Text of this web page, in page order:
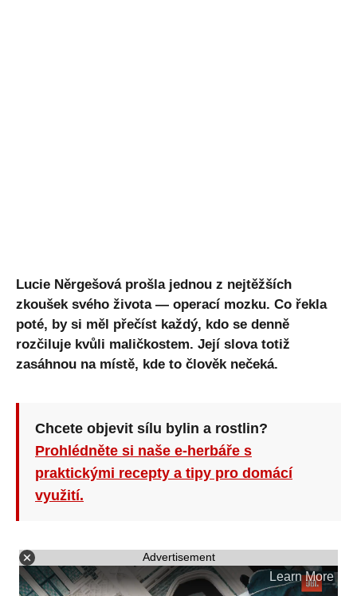
Lucie Něrgešová prošla jednou z nejtěžších
zkoušek svého života — operací mozku. Co řekla
poté, by si měl přečíst každý, kdo se denně
rozčiluje kvůli maličkostem. Její slova totiž
zasáhnou na místě, kde to člověk nečeká.
Chcete objevit sílu bylin a rostlin?
Prohlédněte si naše e-herbáře s
praktickými recepty a tipy pro domácí
využití.
Advertisement